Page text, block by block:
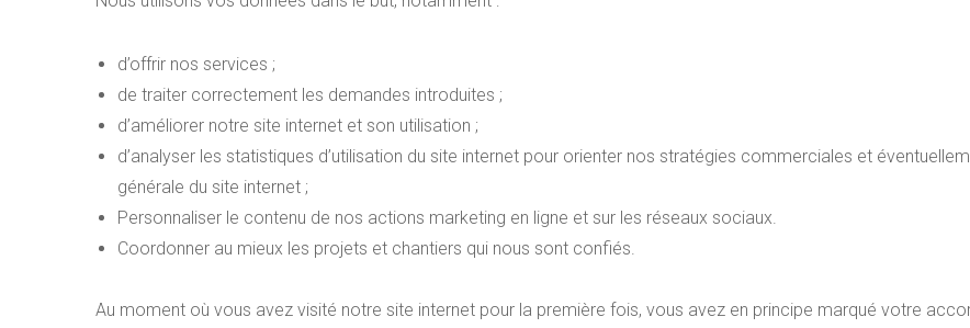
d’offrir nos services ;
de traiter correctement les demandes introduites ;
d’améliorer notre site internet et son utilisation ;
d’analyser les statistiques d’utilisation du site internet pour orienter nos stratégies commerciales et
générale du site internet ;
Personnaliser le contenu de nos actions marketing en ligne et sur les réseaux sociaux.
Coordonner au mieux les projets et chantiers qui nous sont confiés.
Au moment où vous avez visité notre site internet pour la première fois, vous avez en principe marqué votre